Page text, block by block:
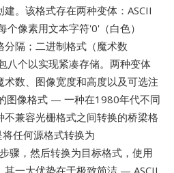
。该格式存在两种变体：ASCII
像素用文本字符'0'（白色）
隔；二进制格式（魔术数
八个以实现紧凑存储。两种变体
数、图像宽度和高度以及可选注
图像格式 — 一种在1980年代不同
兼容光栅格式之间转换的桥梁格
任何源格式转换为
骤，然后转换为目标格式，使用
其一大优势在于极致简洁 — ASCII